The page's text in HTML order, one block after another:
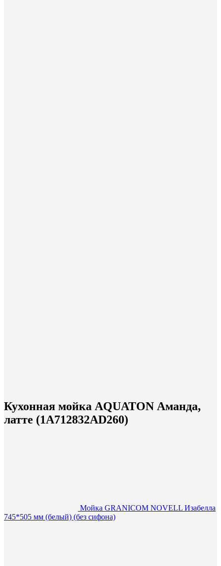
Кухонная мойка AQUATON Аманда,
латте (1A712832AD260)
Мойка GRANICOM NOVELL Изабелла
745*505 мм (белый) (без сифона)